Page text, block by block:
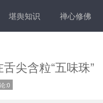
堪舆知识 禅心修佛
尖含粒“五味珠”
:0